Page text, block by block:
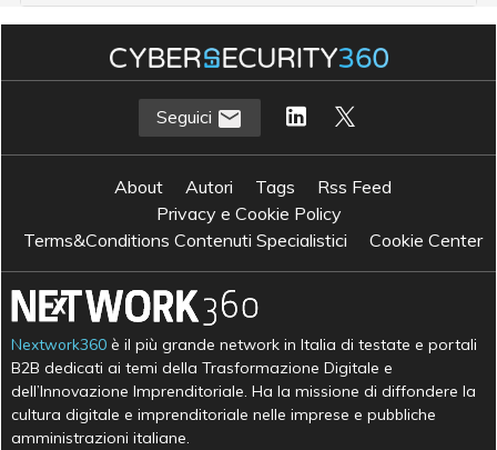
Seguici
About Autori Tags
Rss Feed
Privacy e Cookie Policy
Terms&Conditions Contenuti Specialistici
Cookie Center
Nextwork360 è il più grande network in Italia di testate e portali
B2B dedicati ai temi della Trasformazione Digitale e
dell’Innovazione Imprenditoriale. Ha la missione di diffondere la
cultura digitale e imprenditoriale nelle imprese e pubbliche
amministrazioni italiane.